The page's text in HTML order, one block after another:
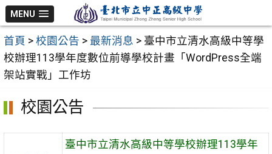
跳
至
主
要
內
MENU
首頁 > 校園公告 > 最新消息 > 臺中市立清水高級中等學
校辦理113學年度數位前導學校計畫「WordPress全端
架站實戰」工作坊
校園公告
臺中市立清水高級中等學校辦理113學年